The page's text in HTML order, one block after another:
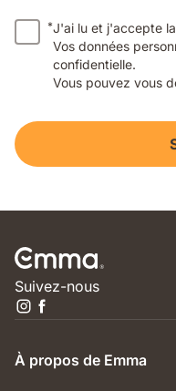
*J'ai lu et j'accepte
Vos données
confidentielle.
Vous pouvez vous
Suivez-nous
À propos de Emma